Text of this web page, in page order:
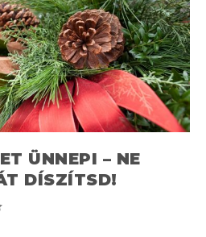
ÜNNEPI – NE
DÍSZÍTSD!